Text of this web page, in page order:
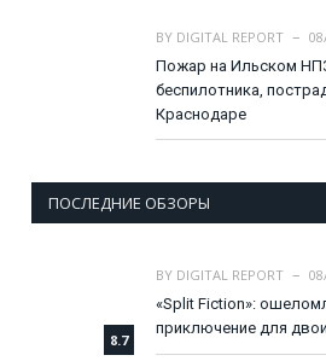
BY DIGITAL REPORT
Пожар на Ильском
беспилотника,
Краснодаре
ПОСЛЕДНИЕ ОБЗОРЫ
8.7
BY DIGITAL REPORT
«Split Fiction»:
приключение для